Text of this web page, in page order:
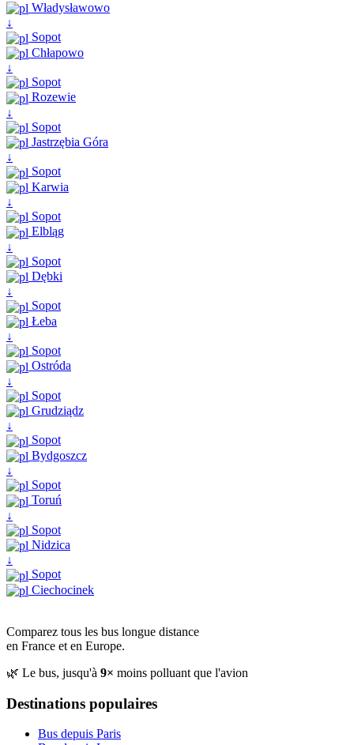
Władysławowo
↓
Sopot
Chłapowo
↓
Sopot
Rozewie
↓
Sopot
Jastrzębia Góra
↓
Sopot
Karwia
↓
Sopot
Elbląg
↓
Sopot
Dębki
↓
Sopot
Łeba
↓
Sopot
Ostróda
↓
Sopot
Grudziądz
↓
Sopot
Bydgoszcz
↓
Sopot
Toruń
↓
Sopot
Nidzica
↓
Sopot
Ciechocinek
Comparez tous les bus longue distance
en France et en Europe.
🌿 Le bus, jusqu'à 9× moins polluant que l'avion
Destinations populaires
Bus depuis Paris